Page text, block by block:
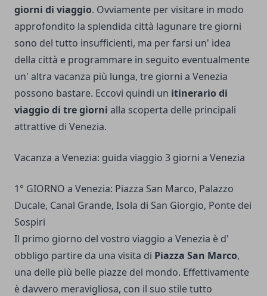
giorni di viaggio. Ovviamente per visitare in modo
approfondito la splendida città lagunare tre giorni
sono del tutto insufficienti, ma per farsi un' idea
della città e programmare in seguito eventualmente
un' altra vacanza più lunga, tre giorni a Venezia
possono bastare. Eccovi quindi un itinerario di
viaggio di tre giorni alla scoperta delle principali
attrattive di Venezia.
Vacanza a Venezia: guida viaggio 3 giorni a Venezia
1° GIORNO a Venezia: Piazza San Marco, Palazzo
Ducale, Canal Grande, Isola di San Giorgio, Ponte dei
Sospiri
Il primo giorno del vostro viaggio a Venezia è d'
obbligo partire da una visita di Piazza San Marco,
una delle più belle piazze del mondo. Effettivamente
è davvero meravigliosa, con il suo stile tutto